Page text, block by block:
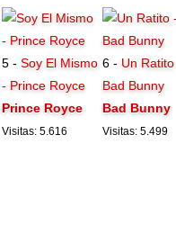
5 -Soy El Mismo
- Prince Royce
Prince Royce
Visitas: 5.616
6 - Un Ratito
Bad Bunny
Bad Bunny
Visitas: 5.499